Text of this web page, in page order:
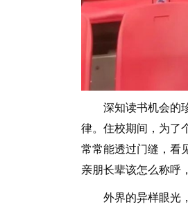
深知读书机会的珍
律。住校期间，为了
常常能透过门缝，看
亲朋长辈该怎么称呼
外界的异样眼光，